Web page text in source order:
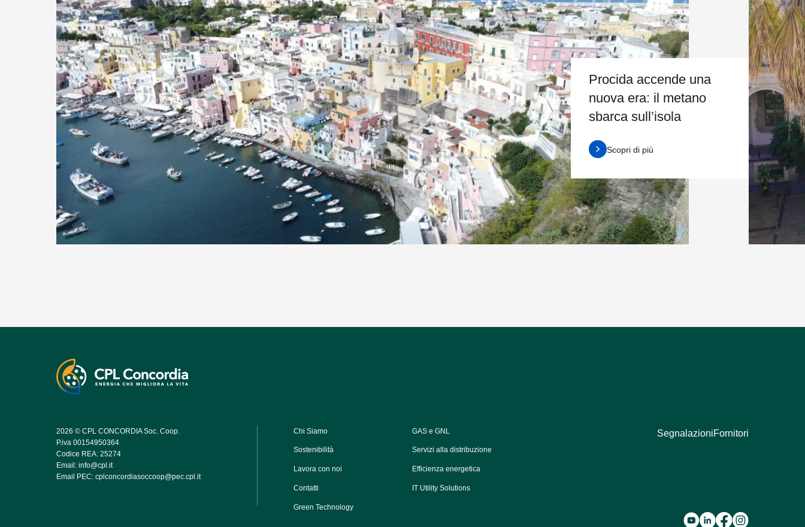
Procida accende una
nuova era: il metano
sbarca sull’isola
Scopri di più
2026 © CPL CONCORDIA Soc. Coop.
P.iva 00154950364
Codice REA: 25274
Email: info@cpl.it
Email PEC: cplconcordiasoccoop@pec.cpl.it
Chi Siamo
Sostenibilità
Lavora con noi
Contatti
Green Technology
GAS e GNL
Servizi alla distribuzione
Efficienza energetica
IT Utility Solutions
SegnalazioniFornitori